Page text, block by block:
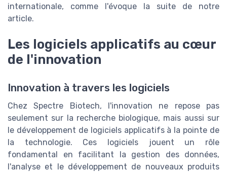
internationale, comme l'évoque la suite de notre
article.
Les logiciels applicatifs au cœur
de l'innovation
Innovation à travers les logiciels
Chez Spectre Biotech, l'innovation ne repose pas
seulement sur la recherche biologique, mais aussi sur
le développement de logiciels applicatifs à la pointe de
la technologie. Ces logiciels jouent un rôle
fondamental en facilitant la gestion des données,
l'analyse et le développement de nouveaux produits